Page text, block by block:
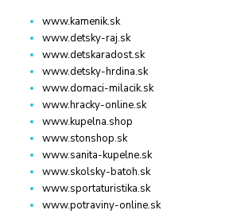
www.kamenik.sk
www.detsky-raj.sk
www.detskaradost.sk
www.detsky-hrdina.sk
www.domaci-milacik.sk
www.hracky-online.sk
www.kupelna.shop
www.stonshop.sk
www.sanita-kupelne.sk
www.skolsky-batoh.sk
www.sportaturistika.sk
www.potraviny-online.sk